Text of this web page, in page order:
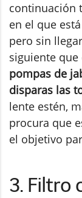
continuación
en el que
pero sin
siguiente que
pompas de
disparas las
lente estén,
procura que
el objetivo
3. Filtro